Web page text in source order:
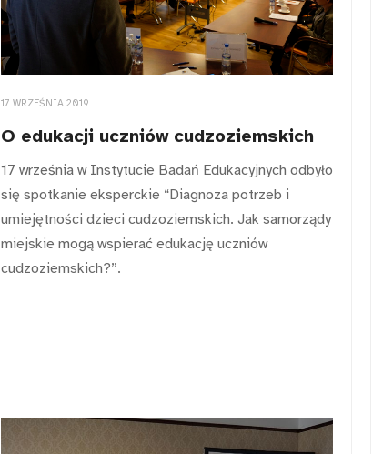
17 WRZEŚNIA 2019
O edukacji uczniów cudzoziemskich
17 września w Instytucie Badań Edukacyjnych odbyło
się spotkanie eksperckie “Diagnoza potrzeb i
umiejętności dzieci cudzoziemskich. Jak samorządy
miejskie mogą wspierać edukację uczniów
cudzoziemskich?”.